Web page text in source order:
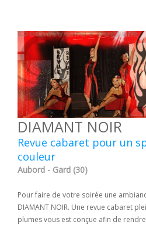
DIAMANT NOIR
Revue cabaret pour un
couleur
Aubord - Gard (30)
Pour faire de votre soirée une
DIAMANT NOIR. Une revue cabaret
plumes vous est conçue afin de